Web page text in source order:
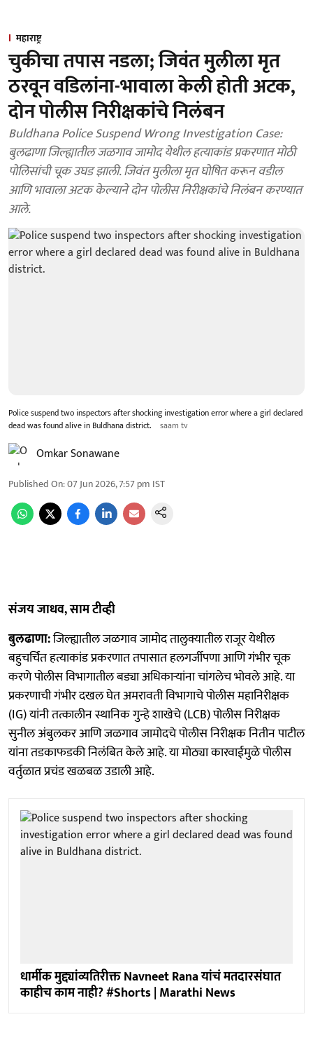
महाराष्ट्र
चुकीचा तपास नडला; जिवंत मुलीला मृत
ठरवून वडिलांना-भावाला केली होती अटक,
दोन पोलीस निरीक्षकांचे निलंबन
Buldhana Police Suspend Wrong Investigation Case:
बुलढाणा जिल्ह्यातील जळगाव जामोद येथील हत्याकांड प्रकरणात मोठी
पोलिसांची चूक उघड झाली. जिवंत मुलीला मृत घोषित करून वडील
आणि भावाला अटक केल्याने दोन पोलीस निरीक्षकांचे निलंबन करण्यात
आले.
Police suspend two inspectors after shocking investigation error where a girl declared
dead was found alive in Buldhana district.
saam tv
Omkar Sonawane
Published On:07 Jun 2026, 7:57 pm IST
संजय जाधव, साम टीव्ही
बुलढाणा:जिल्ह्यातील जळगाव जामोद तालुक्यातील राजूर येथील
बहुचर्चित हत्याकांड प्रकरणात तपासात हलगर्जीपणा आणि गंभीर चूक
करणे पोलीस विभागातील बड्या अधिकाऱ्यांना चांगलेच भोवले आहे. या
प्रकरणाची गंभीर दखल घेत अमरावती विभागाचे पोलीस महानिरीक्षक
(IG) यांनी तत्कालीन स्थानिक गुन्हे शाखेचे (LCB) पोलीस निरीक्षक
सुनील अंबुलकर आणि जळगाव जामोदचे पोलीस निरीक्षक नितीन पाटील
यांना तडकाफडकी निलंबित केले आहे. या मोठ्या कारवाईमुळे पोलीस
वर्तुळात प्रचंड खळबळ उडाली आहे.
धार्मीक मुद्द्यांव्यतिरीक्त Navneet Rana यांचं मतदारसंघात
काहीच काम नाही? #Shorts | Marathi News